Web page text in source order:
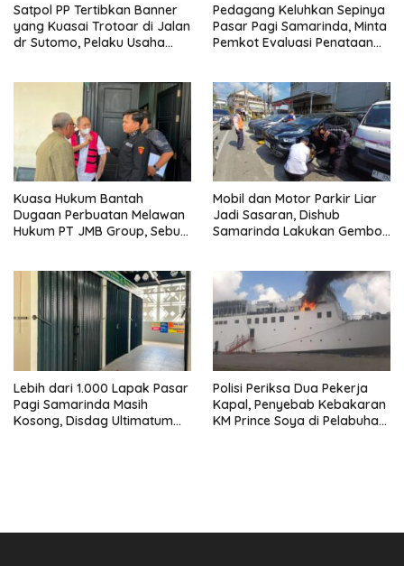
Satpol PP Tertibkan Banner
yang Kuasai Trotoar di Jalan
dr Sutomo, Pelaku Usaha
Pedagang Keluhkan Sepinya
Pasar Pagi Samarinda, Minta
Pemkot Evaluasi Penataan
Kuasa Hukum Bantah
Dugaan Perbuatan Melawan
Hukum PT JMB Group, Sebut
Mobil dan Motor Parkir Liar
Jadi Sasaran, Dishub
Samarinda Lakukan Gembok
Lebih dari 1.000 Lapak Pasar
Pagi Samarinda Masih
Kosong, Disdag Ultimatum
Polisi Periksa Dua Pekerja
Kapal, Penyebab Kebakaran
KM Prince Soya di Pelabuhan